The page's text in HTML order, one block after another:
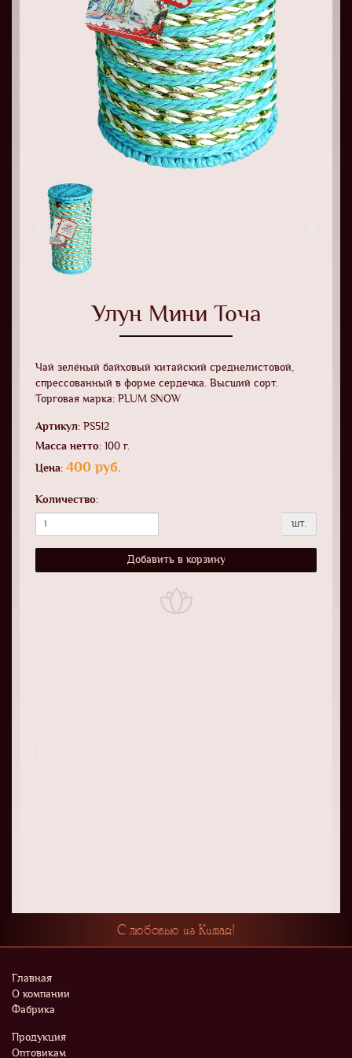
Улун Мини Точа
Чай зелёный байховый китайский среднелистовой,
спрессованный в форме сердечка. Высший сорт.
Торговая марка: PLUM SNOW
Артикул: PS512
Масса нетто: 100 г.
Цена:400 руб.
Количество:
шт.
Добавить в корзину
С любовью из Китая!
Главная
О компании
Фабрика
Продукция
Оптовикам